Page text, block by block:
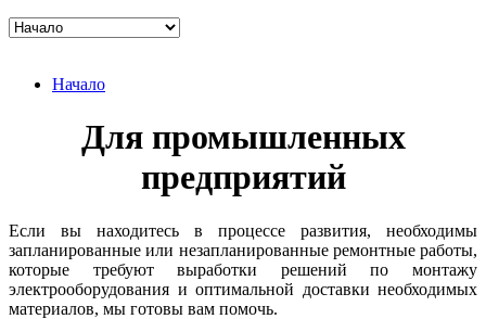
Начало
Для промышленных
предприятий
Если вы находитесь в процессе развития, необходимы
запланированные или незапланированные ремонтные работы,
которые требуют выработки решений по монтажу
электрооборудования и оптимальной доставки необходимых
материалов, мы готовы вам помочь.